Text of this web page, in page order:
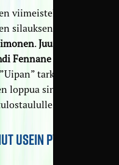
viimeisteltiin
silauksen
.Juuso
Fennanejatkoi
tarkka
loppua sinetöi
USEIN PYYNIKIN